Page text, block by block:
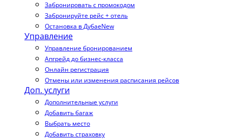
Забронировать с промокодом
Забронируйте рейс + отель
Остановка в ДубаеNew
Управление
Управление бронированием
Апгрейд до бизнес-класса
Онлайн регистрация
Отмены или изменения расписания рейсов
Доп. услуги
Дополнительные услуги
Добавить багаж
Выбрать место
Добавить страховку